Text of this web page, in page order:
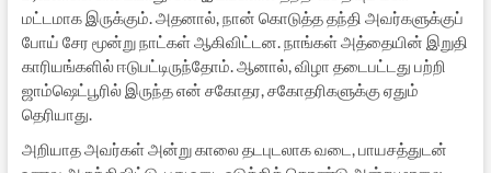
மட்டமாக இருக்கும். அதனால், நான் கொடுத்த தந்தி அவர்களுக்குப்
போய் சேர மூன்று நாட்கள் ஆகிவிட்டன. நாங்கள் அத்தையின் இறுதி
காரியங்களில் ஈடுபட்டிருந்தோம். ஆனால், விழா தடைபட்டது பற்றி
ஜாம்ஷெட்பூரில் இருந்த என் சகோதர, சகோதரிகளுக்கு ஏதும்
தெரியாது.
அறியாத அவர்கள் அன்று காலை தடபுடலாக வடை, பாயசத்துடன்